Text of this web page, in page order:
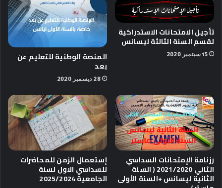
تأجيل الامتحانات الاستدراكية
لقسم السنة الثالثة ليسانس
15 سبتمبر 2020 المنصة الوطنية للتعليم عن
بعد
28 ديسمبر 2020
رزنامة الإمتحانات السداسي
الثاني 2021/2020 ( السنة
الثانية ليسانس +السنة الأولى
إستعمال الزمن للمحاضرات
للسداسي الاول لسنة
الجامعية 2025/2024